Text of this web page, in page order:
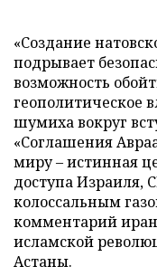
«Создание
подрывает
возможность
геополитическое
шумиха вокруг
«Соглашения
миру – истинная
доступа Израиля,
колоссальным
комментарий
исламской
Астаны.